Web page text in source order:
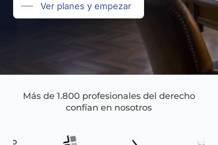
Ver planes y empezar
Más de 1.800 profesionales del derecho
confían en nosotros